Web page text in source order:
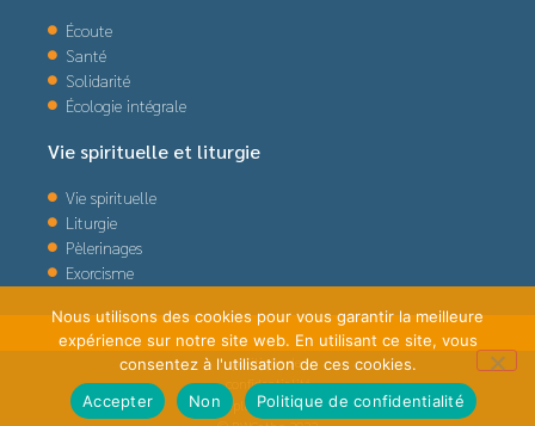
Écoute
Santé
Solidarité
Écologie intégrale
Vie spirituelle et liturgie
Vie spirituelle
Liturgie
Pèlerinages
Exorcisme
politique de
confidentialité
plan du site
Nous utilisons des cookies pour vous garantir la meilleure
expérience sur notre site web. En utilisant ce site, vous
consentez à l'utilisation de ces cookies.
Accepter
Non Politique de confidentialité